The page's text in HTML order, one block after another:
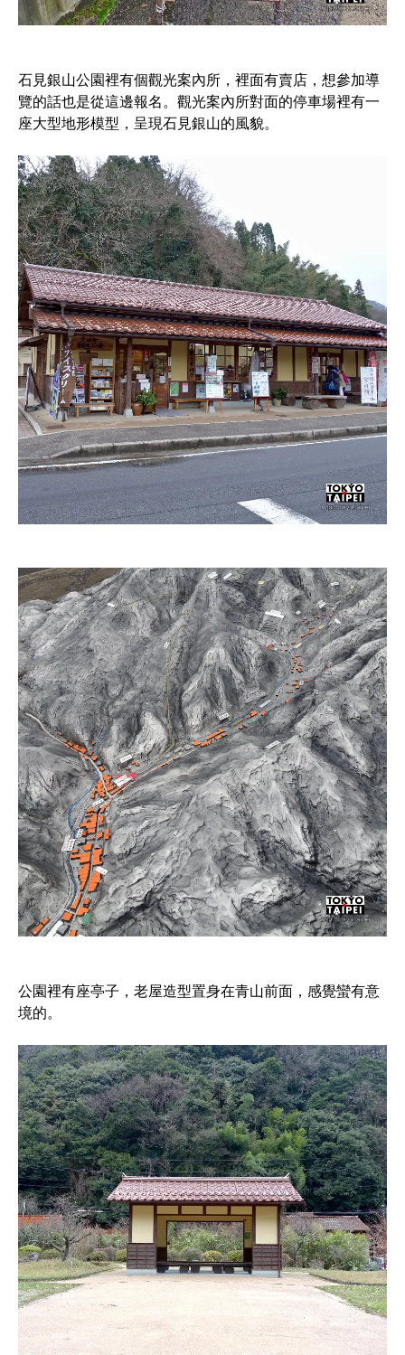
石見銀山公園裡有個觀光案內所，裡面有賣店，想參加導
覽的話也是從這邊報名。觀光案內所對面的停車場裡有一
座大型地形模型，呈現石見銀山的風貌。
公園裡有座亭子，老屋造型置身在青山前面，感覺蠻有意
境的。